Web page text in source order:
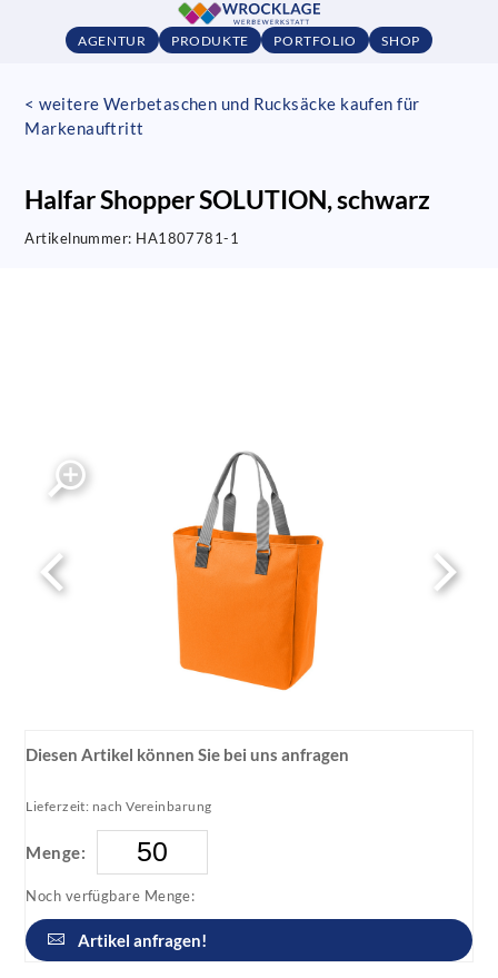
AGENTUR PRODUKTE PORTFOLIO SHOP
< weitere Werbetaschen und Rucksäcke kaufen für
Markenauftritt
Halfar Shopper SOLUTION, schwarz
Artikelnummer: HA1807781-1
Diesen Artikel können Sie bei uns anfragen
Lieferzeit: nach Vereinbarung
Menge:
Noch verfügbare Menge:
Artikel anfragen!